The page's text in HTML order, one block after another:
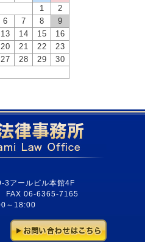
1
2
6 7 8
9
13 14 15
16
20 21 22
23
27 28 29
30
3アールビル本館4F
06-6365-7165
～18:00